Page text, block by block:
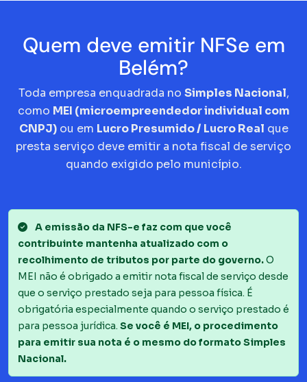
Quem deve emitir NFSe em
Belém?
Toda empresa enquadrada no Simples Nacional,
como MEI (microempreendedor individual com
CNPJ)ou em Lucro Presumido / Lucro Real que
presta serviço deve emitir a nota fiscal de serviço
quando exigido pelo município.
A emissão da NFS-e faz com que você
contribuinte mantenha atualizado com o
recolhimento de tributos por parte do governo.O
MEI não é obrigado a emitir nota fiscal de serviço desde
que o serviço prestado seja para pessoa física. É
obrigatória especialmente quando o serviço prestado é
para pessoa jurídica. Se você é MEI, o procedimento
para emitir sua nota é o mesmo do formato Simples
Nacional.